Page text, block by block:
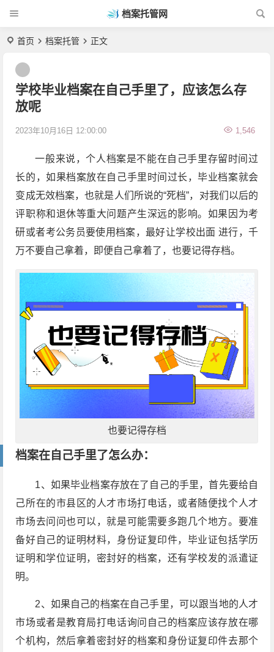
档案托管网
首页 档案托管 正文
学校毕业档案在自己手里了，应该怎么存
放呢
2023年10月16日 12:00:00 1,546
一般来说，个人档案是不能在自己手里存留时间过
长的，如果档案放在自己手里时间过长，毕业档案就会
变成无效档案，也就是人们所说的“死档”，对我们以后的
评职称和退休等重大问题产生深远的影响。如果因为考
研或者考公务员要使用档案，最好让学校出面 进行，千
万不要自己拿着，即便自己拿着了，也要记得存档。
也要记得存档
档案在自己手里了怎么办：
1、如果毕业档案存放在了自己的手里，首先要给自
己所在的市县区的人才市场打电话，或者随便找个人才
市场去问问也可以，就是可能需要多跑几个地方。要准
备好自己的证明材料，身份证复印件，毕业证包括学历
证明和学位证明，密封好的档案，还有学校发的派遣证
明。
2、如果自己的档案在自己手里，可以跟当地的人才
市场或者是教育局打电话询问自己的档案应该存放在哪
个机构，然后拿着密封好的档案和身份证复印件去那个